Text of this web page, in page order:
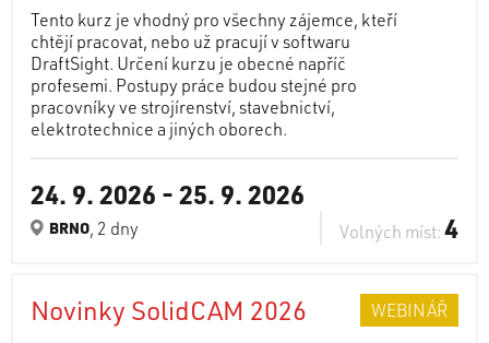
Tento kurz je vhodný pro všechny zájemce, kteří
chtějí pracovat, nebo už pracují v softwaru
DraftSight. Určení kurzu je obecné napříč
profesemi. Postupy práce budou stejné pro
pracovníky ve strojírenství, stavebnictví,
elektrotechnice a jiných oborech.
24. 9. 2026 -25. 9. 2026
BRNO, 2 dny Volných míst:4
Novinky SolidCAM 2026 WEBINÁŘ